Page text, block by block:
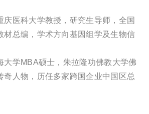
庆医科大学教授，研究生导师，全国
材总编，学术方向基因组学及生物信
大学MBA硕士，朱拉隆功佛教大学佛
奇人物，历任多家跨国企业中国区总